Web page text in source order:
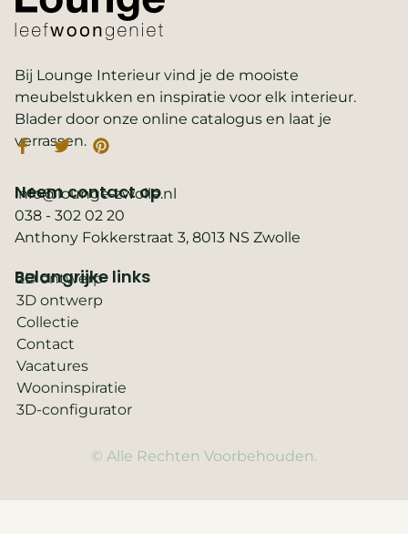
Bij Lounge Interieur vind je de mooiste
meubelstukken en inspiratie voor elk interieur.
Blader door onze online catalogus en laat je
verrassen.
Belangrijke links
2D ontwerp
3D ontwerp
Collectie
Contact
Vacatures
Wooninspiratie
3D-configurator
Neem contact op
info@lounge-zwolle.nl
038 - 302 02 20
Anthony Fokkerstraat 3, 8013 NS Zwolle
© Alle Rechten Voorbehouden.